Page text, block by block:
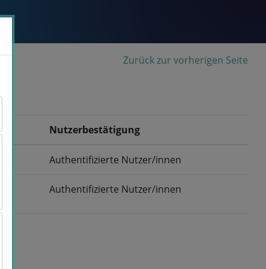
Zurück zur vorherigen Seite
Nutzerbestätigung
Authentifizierte Nutzer/innen
Authentifizierte Nutzer/innen